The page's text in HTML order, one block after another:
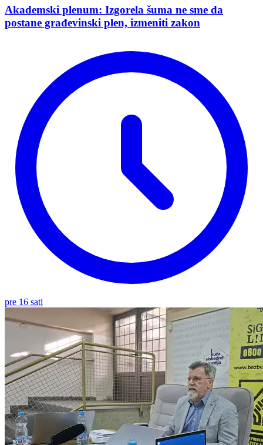
Akademski plenum: Izgorela šuma ne sme da
postane građevinski plen, izmeniti zakon
pre 16 sati